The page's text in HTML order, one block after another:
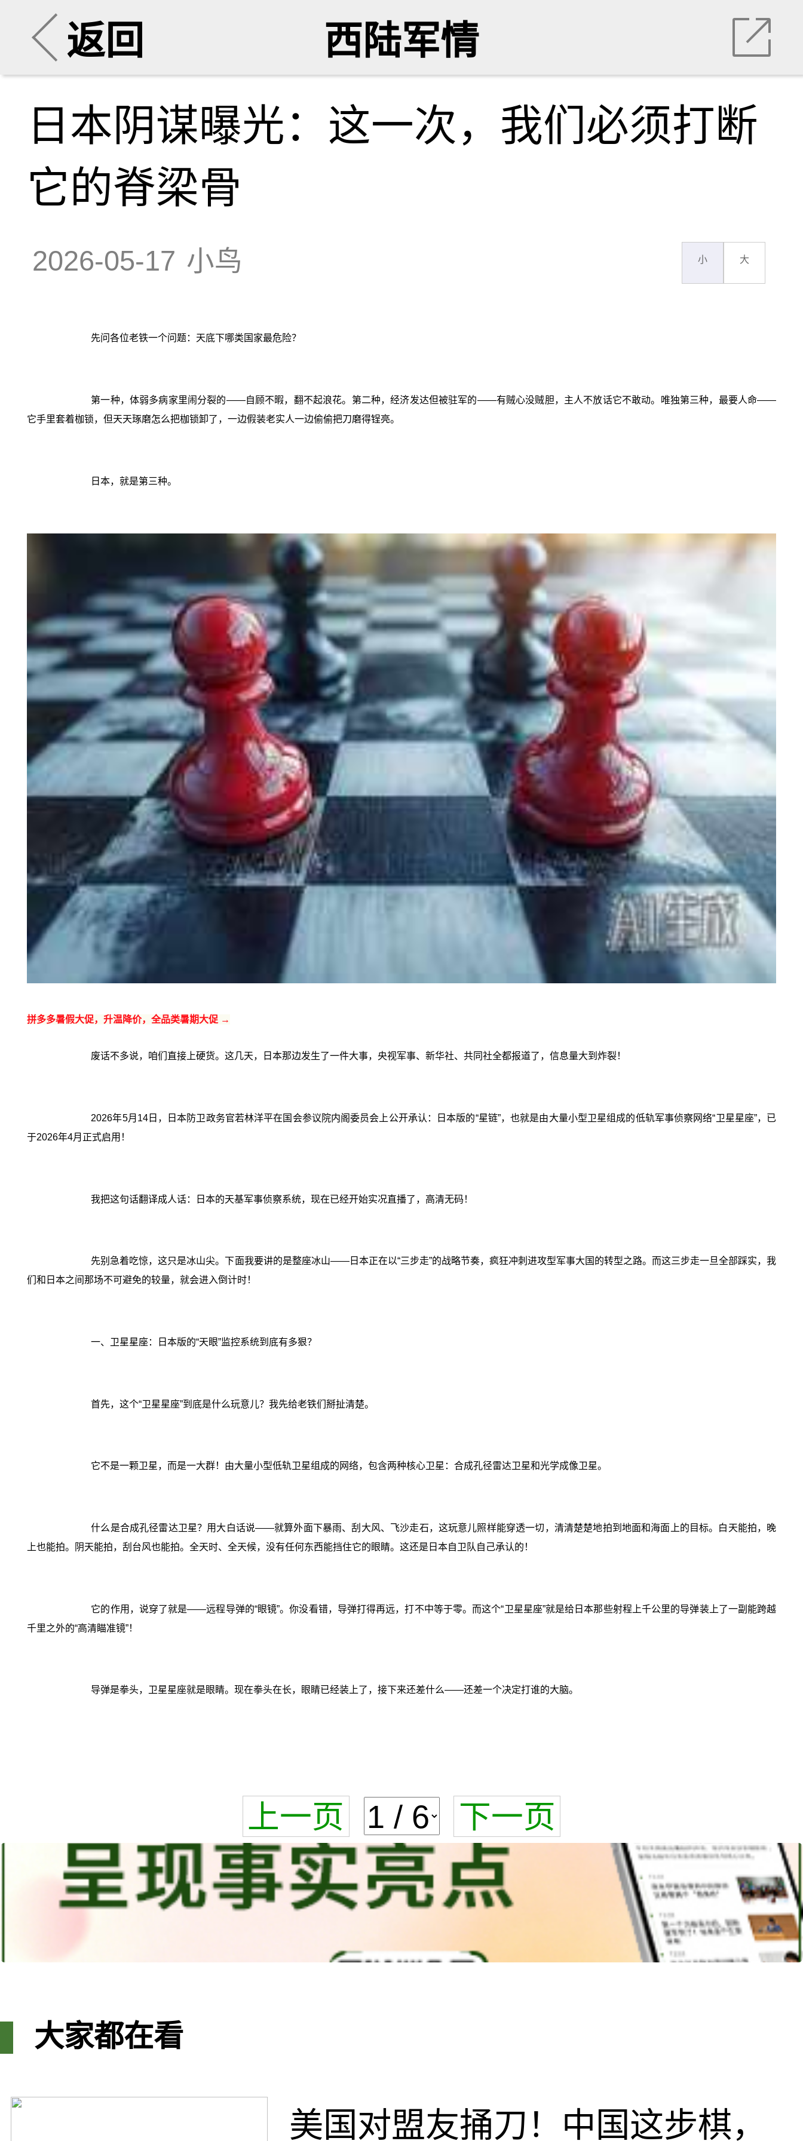
返回 西陆军情
日本阴谋曝光：这一次，我们必须打断
它的脊梁骨
2026-05-17 小鸟 小 大
先问各位老铁一个问题：天底下哪类国家最危险？
第一种，体弱多病家里闹分裂的——自顾不暇，翻不起浪花。第二种，经济发达但被驻军的——有贼心没贼胆，主人不放话它不敢动。唯独第三种，最要人命——
它手里套着枷锁，但天天琢磨怎么把枷锁卸了，一边假装老实人一边偷偷把刀磨得锃亮。
日本，就是第三种。
拼多多暑假大促，升温降价，全品类暑期大促 →
废话不多说，咱们直接上硬货。这几天，日本那边发生了一件大事，央视军事、新华社、共同社全都报道了，信息量大到炸裂！
2026年5月14日，日本防卫政务官若林洋平在国会参议院内阁委员会上公开承认：日本版的“星链”，也就是由大量小型卫星组成的低轨军事侦察网络“卫星星座”，已
于2026年4月正式启用！
我把这句话翻译成人话：日本的天基军事侦察系统，现在已经开始实况直播了，高清无码！
先别急着吃惊，这只是冰山尖。下面我要讲的是整座冰山——日本正在以“三步走”的战略节奏，疯狂冲刺进攻型军事大国的转型之路。而这三步走一旦全部踩实，我
们和日本之间那场不可避免的较量，就会进入倒计时！
一、卫星星座：日本版的“天眼”监控系统到底有多狠？
首先，这个“卫星星座”到底是什么玩意儿？我先给老铁们掰扯清楚。
它不是一颗卫星，而是一大群！由大量小型低轨卫星组成的网络，包含两种核心卫星：合成孔径雷达卫星和光学成像卫星。
什么是合成孔径雷达卫星？用大白话说——就算外面下暴雨、刮大风、飞沙走石，这玩意儿照样能穿透一切，清清楚楚地拍到地面和海面上的目标。白天能拍，晚
上也能拍。阴天能拍，刮台风也能拍。全天时、全天候，没有任何东西能挡住它的眼睛。这还是日本自卫队自己承认的！
它的作用，说穿了就是——远程导弹的“眼镜”。你没看错，导弹打得再远，打不中等于零。而这个“卫星星座”就是给日本那些射程上千公里的导弹装上了一副能跨越
千里之外的“高清瞄准镜”！
导弹是拳头，卫星星座就是眼睛。现在拳头在长，眼睛已经装上了，接下来还差什么——还差一个决定打谁的大脑。
上一页 下一页
大家都在看
美国对盟友捅刀！中国这步棋，